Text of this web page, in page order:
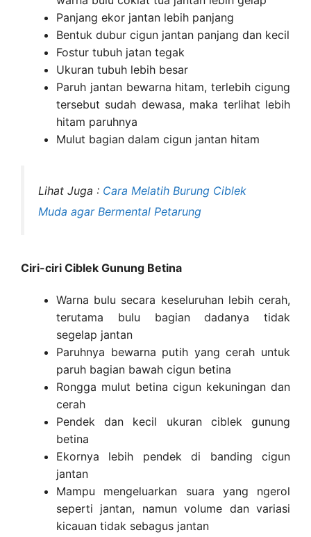
Panjang ekor jantan lebih panjang
Bentuk dubur cigun jantan panjang dan kecil
Fostur tubuh jatan tegak
Ukuran tubuh lebih besar
Paruh jantan bewarna hitam, terlebih cigung
tersebut sudah dewasa, maka terlihat lebih
hitam paruhnya
Mulut bagian dalam cigun jantan hitam
Lihat Juga : Cara Melatih Burung Ciblek
Muda agar Bermental Petarung
Ciri-ciri Ciblek Gunung Betina
Warna bulu secara keseluruhan lebih cerah,
terutama bulu bagian dadanya tidak
segelap jantan
Paruhnya bewarna putih yang cerah untuk
paruh bagian bawah cigun betina
Rongga mulut betina cigun kekuningan dan
cerah
Pendek dan kecil ukuran ciblek gunung
betina
Ekornya lebih pendek di banding cigun
jantan
Mampu mengeluarkan suara yang ngerol
seperti jantan, namun volume dan variasi
kicauan tidak sebagus jantan